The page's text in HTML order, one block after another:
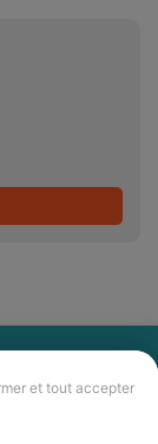
et tout accepter